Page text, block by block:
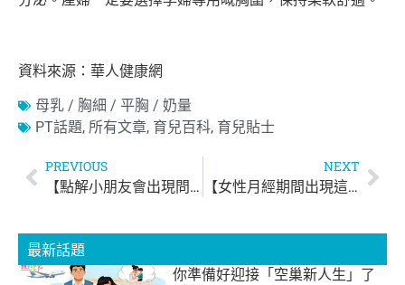
資料來源：華人健康網
母乳 / 胸細 / 平胸 / 奶量
PT話題, 所有文章, 育兒百科, 育兒貼士
PREVIOUS
【點解小朋友會出現問題行為？】
NEXT
【女性月經期間出現這3種現象要小心！可能會影響生育能力】
最新話題
你準備好迎接「空巢新人生」了